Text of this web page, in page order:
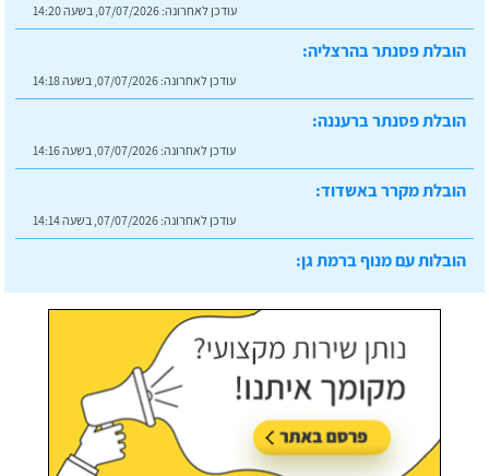
עודכן לאחרונה: 07/07/2026, בשעה 14:20
הובלת פסנתר בהרצליה:
עודכן לאחרונה: 07/07/2026, בשעה 14:18
הובלת פסנתר ברעננה:
עודכן לאחרונה: 07/07/2026, בשעה 14:16
הובלת מקרר באשדוד:
עודכן לאחרונה: 07/07/2026, בשעה 14:14
הובלות עם מנוף ברמת גן:
עודכן לאחרונה:07/07/2026, בשעה 14:23